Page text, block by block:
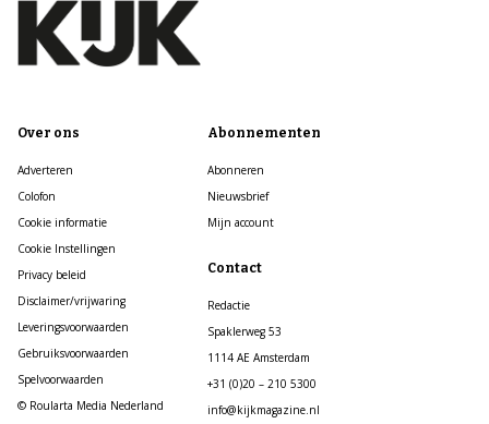
Over ons
Adverteren
Colofon
Cookie informatie
Cookie Instellingen
Privacy beleid
Disclaimer/vrijwaring
Leveringsvoorwaarden
Gebruiksvoorwaarden
Spelvoorwaarden
© Roularta Media Nederland
Abonnementen
Abonneren
Nieuwsbrief
Mijn account
Contact
Redactie
Spaklerweg 53
1114 AE Amsterdam
+31 (0)20 – 210 5300
info@kijkmagazine.nl